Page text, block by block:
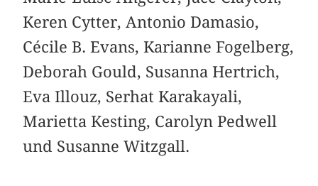
Keren Cytter, Antonio Damasio,
Cécile B. Evans, Karianne Fogelberg,
Deborah Gould, Susanna Hertrich,
Eva Illouz, Serhat Karakayali,
Marietta Kesting, Carolyn Pedwell
und Susanne Witzgall.